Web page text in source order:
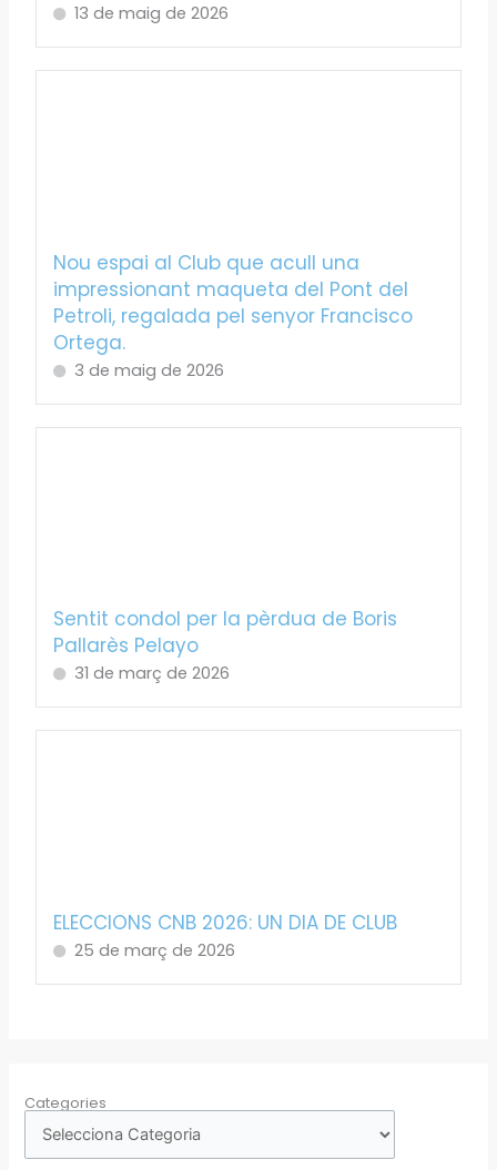
13 de maig de 2026
Nou espai al Club que acull una
impressionant maqueta del Pont del
Petroli, regalada pel senyor Francisco
Ortega.
3 de maig de 2026
Sentit condol per la pèrdua de Boris
Pallarès Pelayo
31 de març de 2026
ELECCIONS CNB 2026: UN DIA DE CLUB
25 de març de 2026
Categories